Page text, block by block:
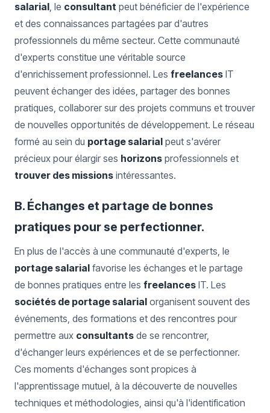
salarial, le consultant peut bénéficier de l'expérience
et des connaissances partagées par d'autres
professionnels du même secteur. Cette communauté
d'experts constitue une véritable source
d'enrichissement professionnel. Les freelances IT
peuvent échanger des idées, partager des bonnes
pratiques, collaborer sur des projets communs et trouver
de nouvelles opportunités de développement. Le réseau
formé au sein du portage salarial peut s'avérer
précieux pour élargir ses horizons professionnels et
trouver des missions intéressantes.
B. Échanges et partage de bonnes
pratiques pour se perfectionner.
En plus de l'accès à une communauté d'experts, le
portage salarial favorise les échanges et le partage
de bonnes pratiques entre les freelances IT. Les
sociétés de portage salarial organisent souvent des
événements, des formations et des rencontres pour
permettre aux consultants de se rencontrer,
d'échanger leurs expériences et de se perfectionner.
Ces moments d'échanges sont propices à
l'apprentissage mutuel, à la découverte de nouvelles
techniques et méthodologies, ainsi qu'à l'identification